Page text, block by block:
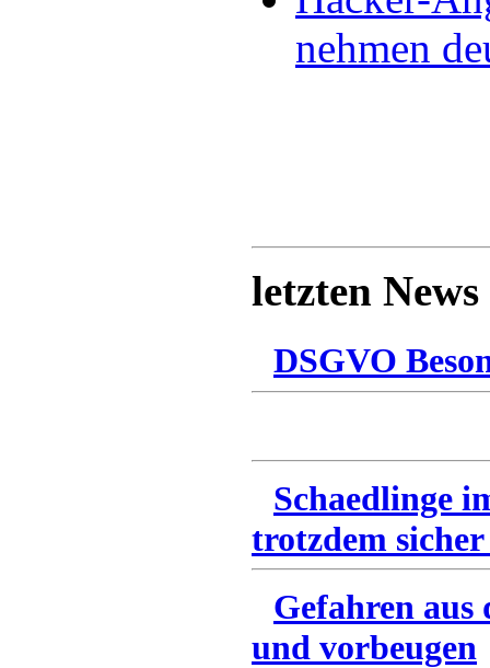
nehmen
letzten News
DSGVO
Schaedlinge
trotzdem
Gefahren
und vorbeugen